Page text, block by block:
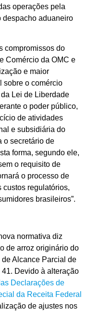
operações pela
despacho aduaneiro
compromissos do
Comércio da OMC e
e maior
sobre o comércio
Lei de Liberdade
o poder público,
de atividades
e subsidiária do
o secretário de
forma, segundo ele,
o requisito de
o processo de
custos regulatórios,
brasileiros”.
normativa diz
de arroz originário do
Alcance Parcial de
Devido à alteração
Declarações de
da Receita Federal
de ajustes nos